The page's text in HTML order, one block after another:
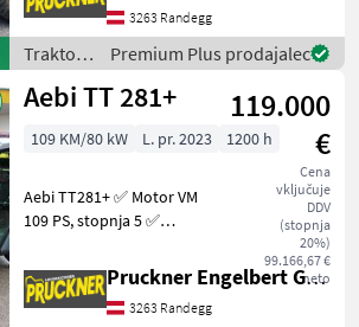
Nove/rabljene na voljo na
zahtevo! Za dodatna
vprašan
3263 Randegg
Traktor /
Rasant
Premium Plus prodajalec
Aebi TT 281+
119.000
€
Cena
vključuje
DDV
(stopnja
20%)
99.166,67 €
neto
109 KM/80 kW L. pr. 2023 1200 h
Aebi TT281+ ✅ Motor VM
109 PS, stopnja 5 ✅
menjalnik s sistemom T-
Traction ✅ sprednji
priključni gred z reverzno
Pruckner Engelbert GmbH
3263 Randegg